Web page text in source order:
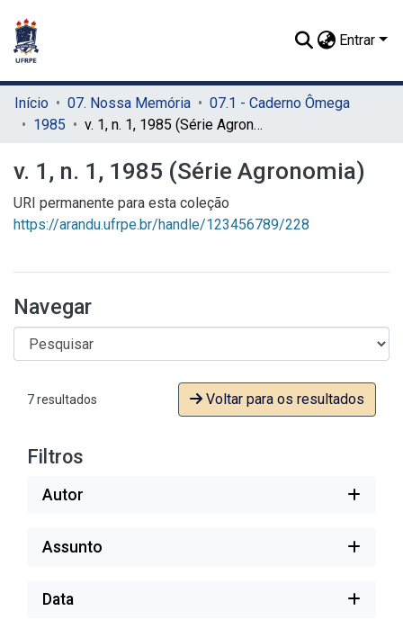
Entrar
Início 07. Nossa Memória
07.1 - Caderno Ômega
1985
v. 1, n. 1, 1985 (Série Agronomia)
v. 1, n. 1, 1985 (Série Agronomia)
URI permanente para esta coleção
https://arandu.ufrpe.br/handle/123456789/228
Navegar
7 resultados Voltar para os resultados
Filtros
Autor
Assunto
Data